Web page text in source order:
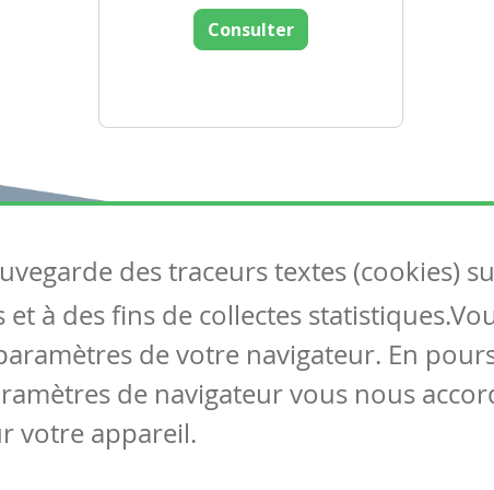
Consulter
Articles
Tous les articles
Articles DYS
Circulaires
des traceurs textes (cookies)
à des fins de collectes
de votre navigateur. En
de navigateur vous nous
votre appareil.